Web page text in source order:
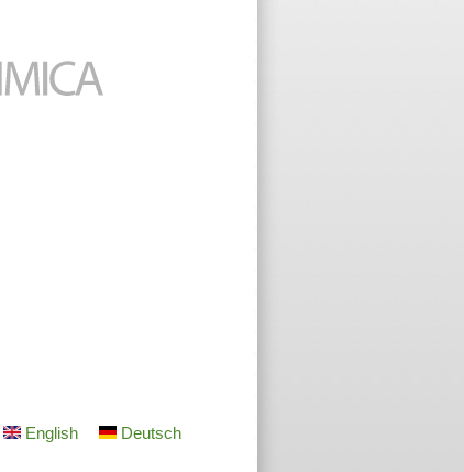
English Deutsch